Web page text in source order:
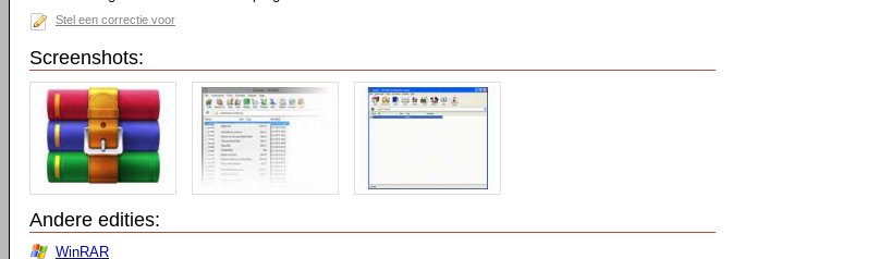
Stel een correctie voor
Screenshots:
Andere edities:
WinRAR